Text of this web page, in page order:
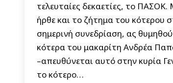
τελευταίες δεκαετίες, το ΠΑΣΟΚ.
ήρθε και το ζήτημα του κότερου
σημερινή συνεδρίαση, ας
κότερα του μακαρίτη Ανδρέα
–απευθύνεται αυτό στην κυρία
το κότερο…